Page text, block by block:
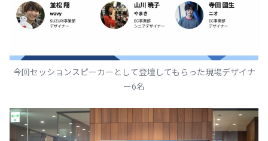
今回セッションスピーカーとして登壇してもらった現場デザイナ
ー6名